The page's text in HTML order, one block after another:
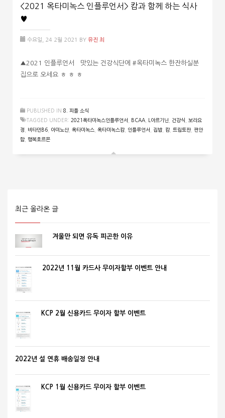
<2021 옥타미녹스 인플루언서> 캄과 함께 하는 식사
♥
수요일, 24 2월 2021 BY 유진 최
▲2021 인플루언서 맛있는 건강식단에 #옥타미녹스 한잔하실분
집으로 오세요 ㅎ ㅎ ㅎ
PUBLISHED IN 8. 피플 소식
TAGGED UNDER: 2021옥타미녹스인플루언서 BCAA L아르기닌 건강식
보라요
정
비타민B6 아미노산, 옥타미녹스 옥타미녹스캄, 인플루언서 집밥, 캄, 트립토판, 편안
함, 행복호르몬
최근 올라온 글
겨울만 되면 유독 피곤한 이유
2022년 11월 카드사 무이자할부 이벤트 안내
KCP 2월 신용카드 무이자 할부 이벤트
2022년 설 연휴 배송일정 안내
KCP 1월 신용카드 무이자 할부 이벤트